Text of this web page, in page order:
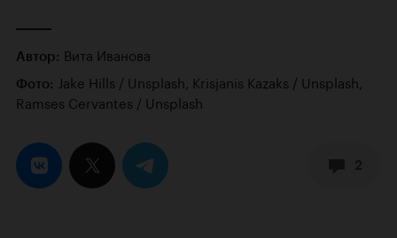
Автор: Вита Иванова
Фото: Jake Hills / Unsplash, Krisjanis Kazaks / Unsplash,
Ramses Cervantes / Unsplash